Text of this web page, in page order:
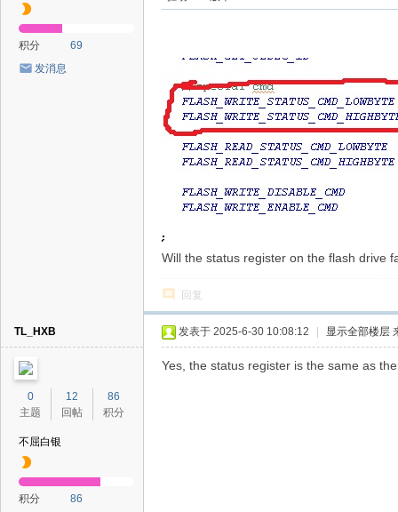
积分
69
发消息
Will the status register on the flash drive
回复
TL_HXB
0
主题
12
回帖
86
积分
不屈白银
积分
86
发表于 2025-6-30 10:08:12 显示全部楼层
Yes, the status register is the same as